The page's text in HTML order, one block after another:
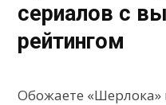
сериалов с
рейтингом
Обожаете «Шерлока»